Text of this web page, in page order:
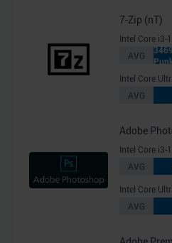
7-Zip (nT)
Intel Core i3-
AVG
Intel Core
AVG
Adobe
Intel Core i3-
AVG
Intel Core
AVG